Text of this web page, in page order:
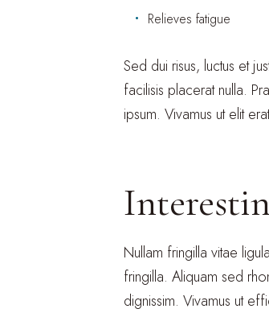
Relieves fatigue
Sed dui risus, luctus et
facilisis placerat nulla.
ipsum. Vivamus ut elit
Nullam fringilla vitae
fringilla. Aliquam sed
dignissim. Vivamus ut